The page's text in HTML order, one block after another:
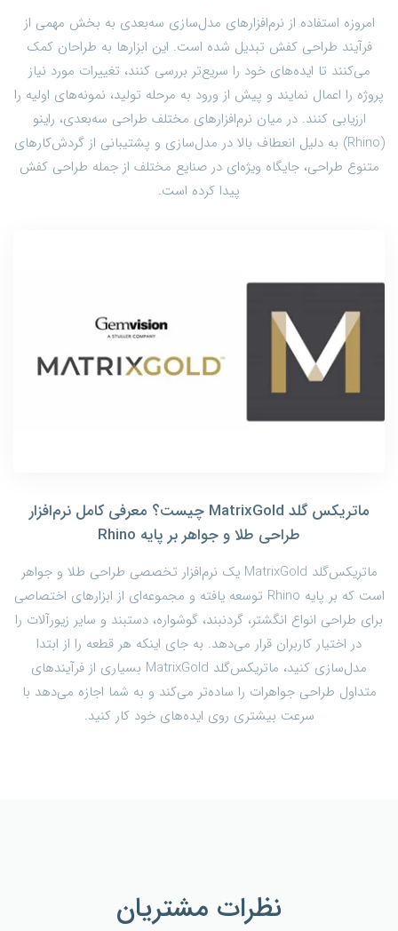
امروزه استفاده از نرم‌افزارهای مدل‌سازی سه‌بعدی به بخش مهمی از
فرآیند طراحی کفش تبدیل شده است. این ابزارها به طراحان کمک
می‌کنند تا ایده‌های خود را سریع‌تر بررسی کنند، تغییرات مورد نیاز
پروژه را اعمال نمایند و پیش از ورود به مرحله تولید، نمونه‌های اولیه را
ارزیابی کنند. در میان نرم‌افزارهای مختلف طراحی سه‌بعدی، راینو
(Rhino) به دلیل انعطاف بالا در مدل‌سازی و پشتیبانی از گردش‌کارهای
متنوع طراحی، جایگاه ویژه‌ای در صنایع مختلف از جمله طراحی کفش
پیدا کرده است.
ماتریکس گلد MatrixGold چیست؟ معرفی کامل نرم‌افزار
طراحی طلا و جواهر بر پایه Rhino
ماتریکس‌گلد MatrixGold یک نرم‌افزار تخصصی طراحی طلا و جواهر
است که بر پایه Rhino توسعه یافته و مجموعه‌ای از ابزارهای اختصاصی
برای طراحی انواع انگشتر، گردنبند، گوشواره، دستبند و سایر زیورآلات را
در اختیار کاربران قرار می‌دهد. به جای اینکه هر قطعه را از ابتدا
مدل‌سازی کنید، ماتریکس‌گلد MatrixGold بسیاری از فرآیندهای
متداول طراحی جواهرات را ساده‌تر می‌کند و به شما اجازه می‌دهد با
سرعت بیشتری روی ایده‌های خود کار کنید.
نظرات مشتریان